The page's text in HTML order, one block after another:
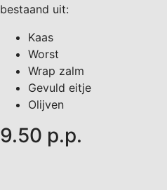
bestaand uit:
Kaas
Worst
Wrap zalm
Gevuld eitje
Olijven
9.50 p.p.